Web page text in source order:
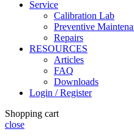
Service
Calibration Lab
Preventive
Repairs
RESOURCES
Articles
FAQ
Downloads
Login / Register
Shopping cart
close